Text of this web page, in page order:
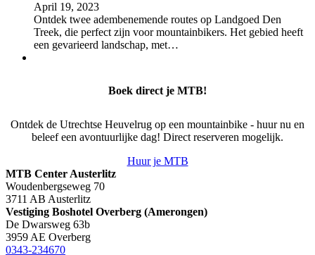
April 19, 2023
Ontdek twee adembenemende routes op Landgoed Den
Treek, die perfect zijn voor mountainbikers. Het gebied heeft
een gevarieerd landschap, met…
Boek direct je MTB!
Ontdek de Utrechtse Heuvelrug op een mountainbike - huur nu en
beleef een avontuurlijke dag! Direct reserveren mogelijk.
Huur je MTB
MTB Center Austerlitz
Woudenbergseweg 70
3711 AB Austerlitz
Vestiging Boshotel Overberg (Amerongen)
De Dwarsweg 63b
3959 AE Overberg
0343-234670